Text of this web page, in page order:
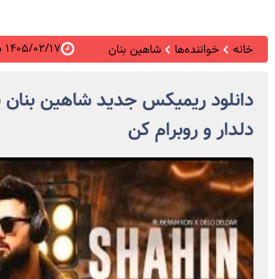
خانه خواننده‌ها شاهین بنان ۱۴۰۵/۰۲/۱۷ ۲۱:۲۴:۵۵
دانلود ریمیکس جدید شاهین بنان
دلدار و روبرام کن